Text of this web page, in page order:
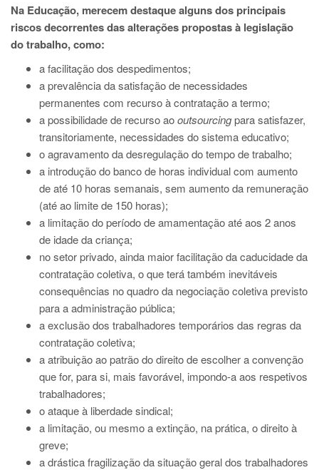
Na Educação, merecem destaque alguns dos principais
riscos decorrentes das alterações propostas à legislação
do trabalho, como:
a facilitação dos despedimentos;
a prevalência da satisfação de necessidades
permanentes com recurso à contratação a termo;
a possibilidade de recurso aooutsourcingpara satisfazer,
transitoriamente, necessidades do sistema educativo;
o agravamento da desregulação do tempo de trabalho;
a introdução do banco de horas individual com aumento
de até 10 horas semanais, sem aumento da remuneração
(até ao limite de 150 horas);
a limitação do período de amamentação até aos 2 anos
de idade da criança;
no setor privado, ainda maior facilitação da caducidade da
contratação coletiva, o que terá também inevitáveis
consequências no quadro da negociação coletiva previsto
para a administração pública;
a exclusão dos trabalhadores temporários das regras da
contratação coletiva;
a atribuição ao patrão do direito de escolher a convenção
que for, para si, mais favorável, impondo-a aos respetivos
trabalhadores;
o ataque à liberdade sindical;
a limitação, ou mesmo a extinção, na prática, o direito à
greve;
a drástica fragilização da situação geral dos trabalhadores